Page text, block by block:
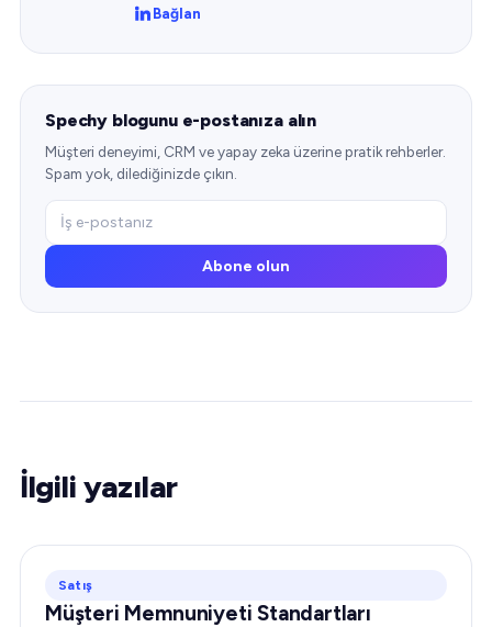
Bağlan
Spechy blogunu e-postanıza alın
Müşteri deneyimi, CRM ve yapay zeka üzerine pratik rehberler.
Spam yok, dilediğinizde çıkın.
Abone olun
İlgili yazılar
Satış
Müşteri Memnuniyeti Standartları